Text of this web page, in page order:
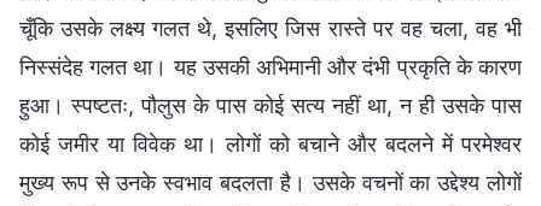
चूँकि उसके लक्ष्य गलत थे, इसलिए जिस रास्ते पर वह चला, वह भी
निस्संदेह गलत था। यह उसकी अभिमानी और दंभी प्रकृति के कारण
हुआ। स्पष्टतः, पौलुस के पास कोई सत्य नहीं था, न ही उसके पास
कोई जमीर या विवेक था। लोगों को बचाने और बदलने में परमेश्वर
मुख्य रूप से उनके स्वभाव बदलता है। उसके वचनों का उद्देश्य लोगों